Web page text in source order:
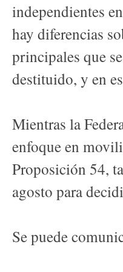
independientes
hay diferencias
principales que
destituido, y en
Mientras la
enfoque en
Proposición 54,
agosto para
Se puede